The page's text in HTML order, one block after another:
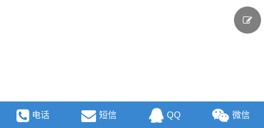
电话 短信 QQ 微信